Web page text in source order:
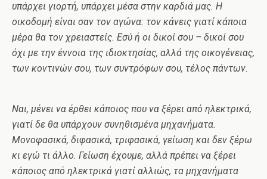
υπάρχει γιορτή, υπάρχει μέσα στην καρδιά μας. Η
οικοδομή είναι σαν τον αγώνα: τον κάνεις γιατί κάποια
μέρα θα τον χρειαστείς. Εσύ ή οι δικοί σου – δικοί σου
όχι με την έννοια της ιδιοκτησίας, αλλά της οικογένειας,
των κοντινών σου, των συντρόφων σου, τέλος πάντων.
Ναι, μένει να έρθει κάποιος που να ξέρει από ηλεκτρικά,
γιατί δε θα υπάρχουν συνηθισμένα μηχανήματα.
Μονοφασικά, διφασικά, τριφασικά, γείωση και δεν ξέρω
κι εγώ τι άλλο. Γείωση έχουμε, αλλά πρέπει να ξέρει
κάποιος από ηλεκτρικά γιατί αλλιώς, τα μηχανήματα